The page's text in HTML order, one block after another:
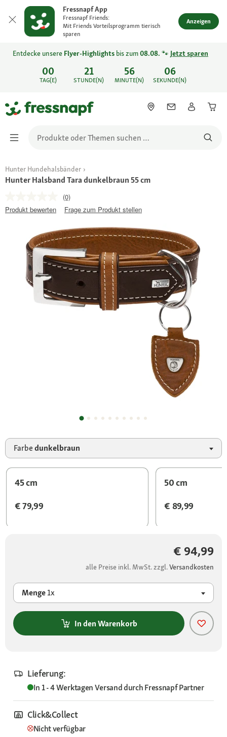
Fressnapf App
Fressnapf Friends:
Mit Friends Vorteilsprogramm tierisch
sparen
Anzeigen
00
TAG(E)
21
STUNDE(N)
56
MINUTE(N)
06
SEKUNDE(N)
Entdecke unsere Flyer-Highlights bis zum08.08. 🐾 Jetzt sparen
Hunter Hundehalsbänder
Hunter Halsband Tara dunkelbraun 55 cm
(0)
Produkt bewerten
Frage zum Produkt stellen
Farbedunkelbraun
45 cm
€ 79,99
50 cm
€ 89,99
€ 94,99
alle Preise inkl. MwSt. zzgl.Versandkosten
Menge1x
In den Warenkorb
Lieferung:
In 1 - 4 WerktagenVersand durchFressnapf Partner
Click&Collect
Nicht verfügbar